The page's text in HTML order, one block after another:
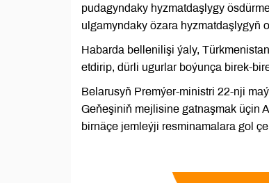
pudagyndaky hyzmatdaşlygy
ulgamyndaky özara hyzmatdaşlygyň
Habarda bellenilişi ýaly,
etdirip, dürli ugurlar boýunça birek-
Belarusyň Premýer-ministri 22-nji
Geňeşiniň mejlisine gatnaşmak üçin
birnäçe jemleýji resminamalara gol